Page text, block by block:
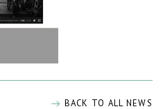
BACK TO ALL NEWS